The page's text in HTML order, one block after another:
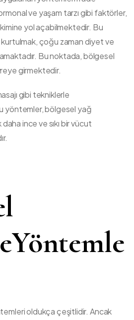
ve yaşam tarzı gibi faktörler,
yol açabilmektedir. Bu
çoğu zaman diyet ve
Bu noktada, bölgesel
girmektedir.
gibi tekniklerle
yöntemler, bölgesel yağ
ince ve sıkı bir vücut
oldukça çeşitlidir. Ancak